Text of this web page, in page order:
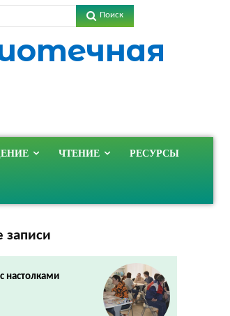
Поиск
ЧТЕНИЕ РЕСУРСЫ
записи
настолками